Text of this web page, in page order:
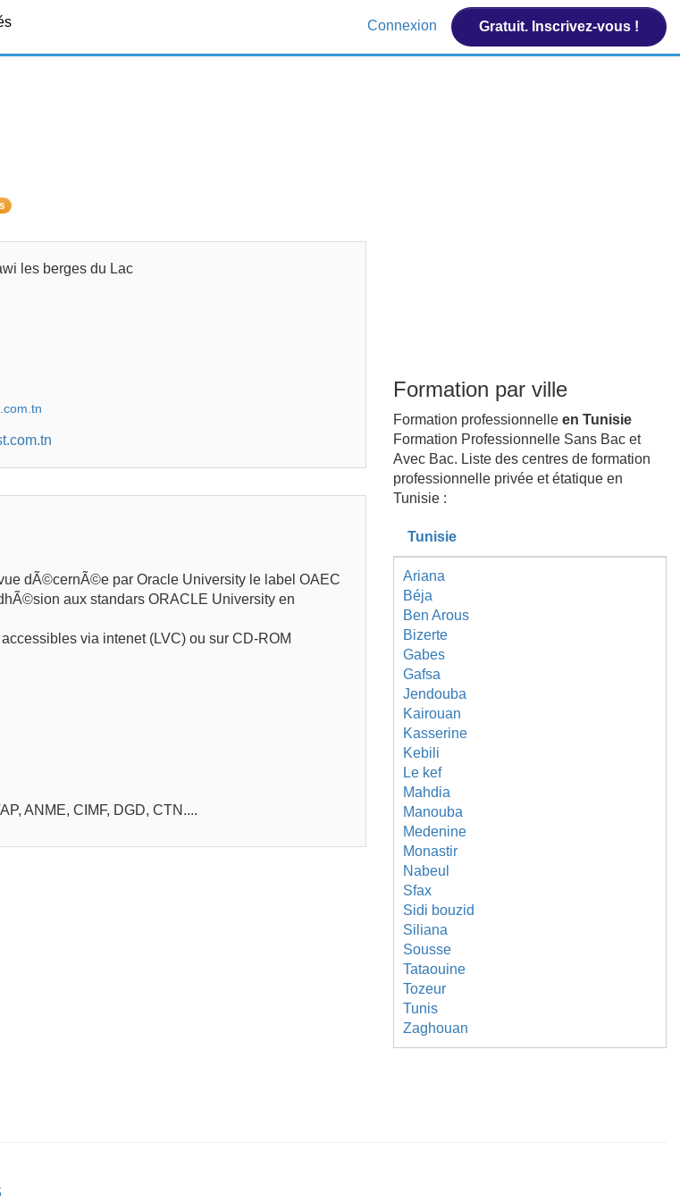
Connexion Gratuit. Inscrivez-vous !
les berges du Lac
dÃ©cernÃ©e par Oracle University le label OAEC
aux standars ORACLE University en
via intenet (LVC) ou sur CD-ROM
ANME, CIMF, DGD, CTN....
Formation par ville
Formation professionnelle en Tunisie
Formation Professionnelle Sans Bac et
Avec Bac. Liste des centres de formation
professionnelle privée et étatique en
Tunisie :
Tunisie
Ariana
Béja
Ben Arous
Bizerte
Gabes
Gafsa
Jendouba
Kairouan
Kasserine
Kebili
Le kef
Mahdia
Manouba
Medenine
Monastir
Nabeul
Sfax
Sidi bouzid
Siliana
Sousse
Tataouine
Tozeur
Tunis
Zaghouan